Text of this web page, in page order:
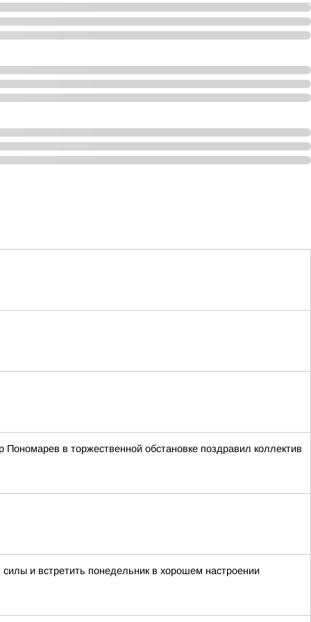
в торжественной обстановке поздравил коллектив
и встретить понедельник в хорошем настроении